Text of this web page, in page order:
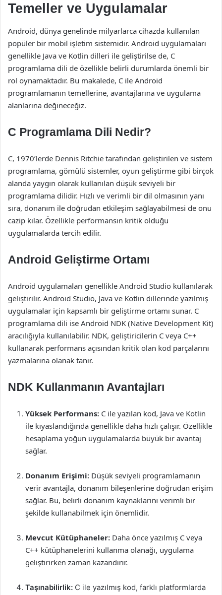
Temeller ve Uygulamalar
Android, dünya genelinde milyarlarca cihazda kullanılan
popüler bir mobil işletim sistemidir. Android uygulamaları
genellikle Java ve Kotlin dilleri ile geliştirilse de, C
programlama dili de özellikle belirli durumlarda önemli bir
rol oynamaktadır. Bu makalede, C ile Android
programlamanın temellerine, avantajlarına ve uygulama
alanlarına değineceğiz.
C Programlama Dili Nedir?
C, 1970’lerde Dennis Ritchie tarafından geliştirilen ve sistem
programlama, gömülü sistemler, oyun geliştirme gibi birçok
alanda yaygın olarak kullanılan düşük seviyeli bir
programlama dilidir. Hızlı ve verimli bir dil olmasının yanı
sıra, donanım ile doğrudan etkileşim sağlayabilmesi de onu
cazip kılar. Özellikle performansın kritik olduğu
uygulamalarda tercih edilir.
Android Geliştirme Ortamı
Android uygulamaları genellikle Android Studio kullanılarak
geliştirilir. Android Studio, Java ve Kotlin dillerinde yazılmış
uygulamalar için kapsamlı bir geliştirme ortamı sunar. C
programlama dili ise Android NDK (Native Development Kit)
aracılığıyla kullanılabilir. NDK, geliştiricilerin C veya C++
kullanarak performans açısından kritik olan kod parçalarını
yazmalarına olanak tanır.
NDK Kullanmanın Avantajları
Yüksek Performans: C ile yazılan kod, Java ve Kotlin
ile kıyaslandığında genellikle daha hızlı çalışır. Özellikle
hesaplama yoğun uygulamalarda büyük bir avantaj
sağlar.
Donanım Erişimi: Düşük seviyeli programlamanın
verir avantajla, donanım bileşenlerine doğrudan erişim
sağlar. Bu, belirli donanım kaynaklarını verimli bir
şekilde kullanabilmek için önemlidir.
Mevcut Kütüphaneler: Daha önce yazılmış C veya
C++ kütüphanelerini kullanma olanağı, uygulama
geliştirirken zaman kazandırır.
Taşınabilirlik: C ile yazılmış kod, farklı platformlarda